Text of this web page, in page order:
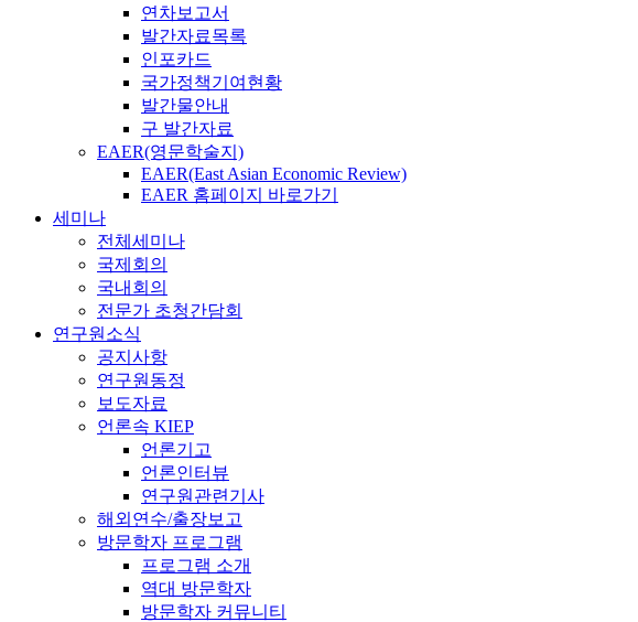
연차보고서
발간자료목록
인포카드
국가정책기여현황
발간물안내
구 발간자료
EAER(영문학술지)
EAER(East Asian Economic Review)
EAER 홈페이지 바로가기
세미나
전체세미나
국제회의
국내회의
전문가 초청간담회
연구원소식
공지사항
연구원동정
보도자료
언론속 KIEP
언론기고
언론인터뷰
연구원관련기사
해외연수/출장보고
방문학자 프로그램
프로그램 소개
역대 방문학자
방문학자 커뮤니티